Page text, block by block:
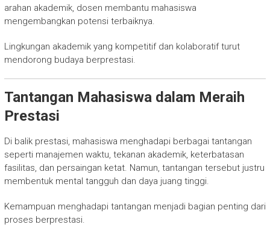
arahan akademik, dosen membantu mahasiswa
mengembangkan potensi terbaiknya.
Lingkungan akademik yang kompetitif dan kolaboratif turut
mendorong budaya berprestasi.
Tantangan Mahasiswa dalam Meraih
Prestasi
Di balik prestasi, mahasiswa menghadapi berbagai tantangan
seperti manajemen waktu, tekanan akademik, keterbatasan
fasilitas, dan persaingan ketat. Namun, tantangan tersebut justru
membentuk mental tangguh dan daya juang tinggi.
Kemampuan menghadapi tantangan menjadi bagian penting dari
proses berprestasi.